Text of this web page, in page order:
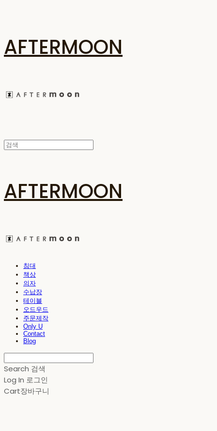
AFTERMOON
AFTERMOON
침대
책상
의자
수납장
테이블
오드우드
주문제작
Only U
Contact
Blog
Search 검색
Log In 로그인
Cart장바구니